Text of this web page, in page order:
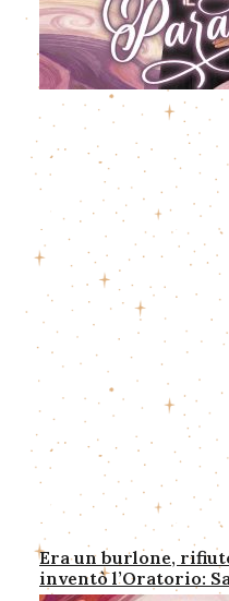
Era un burlone,
inventò l’Oratorio: